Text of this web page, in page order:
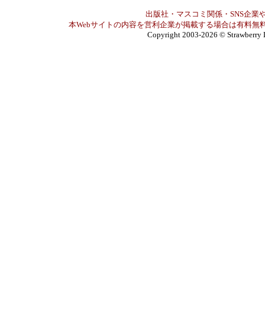
出版社・マスコミ関係・SNS企業
本Webサイトの内容を営利企業が掲載する場合は有料無
Copyright 2003-2026 © Strawberry